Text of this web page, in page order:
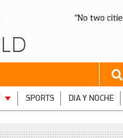
SPORTS DIA Y NOCHE